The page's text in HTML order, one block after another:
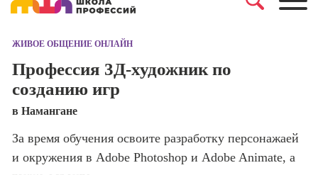
Школа дизайна
Школа психологии
Школа актерского
мастерства
поисковой
сайтов)
Профессия
ЖИВОЕ ОБЩЕНИЕ ОНЛАЙН
Профессия 3Д-художник по
созданию игр
в Намангане
За время обучения освоите разработку персонажаей
и окружения в Adobe Photoshop и Adobe Animate, а